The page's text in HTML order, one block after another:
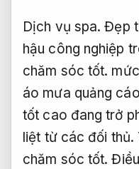
Dịch vụ spa. Đẹp
hậu công nghiệp
chăm sóc tốt.
áo mưa quảng
tốt cao đang trở
liệt từ các đối thủ.
chăm sóc tốt.